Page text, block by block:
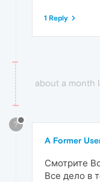
1 Reply
about a month
?
A Former
Смотрите
Все дело в